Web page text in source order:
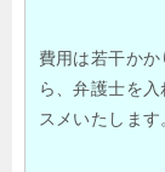
費用は若干か
ら、弁護士を
スメいたします